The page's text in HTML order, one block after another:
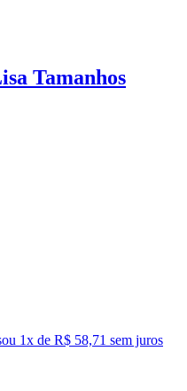
Tamanhos
ou 1x de R$ 58,71 sem juros